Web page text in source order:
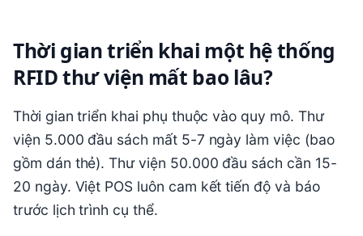
Thời gian triển khai một hệ thống
RFID thư viện mất bao lâu?
Thời gian triển khai phụ thuộc vào quy mô. Thư
viện 5.000 đầu sách mất 5-7 ngày làm việc (bao
gồm dán thẻ). Thư viện 50.000 đầu sách cần 15-
20 ngày. Việt POS luôn cam kết tiến độ và báo
trước lịch trình cụ thể.